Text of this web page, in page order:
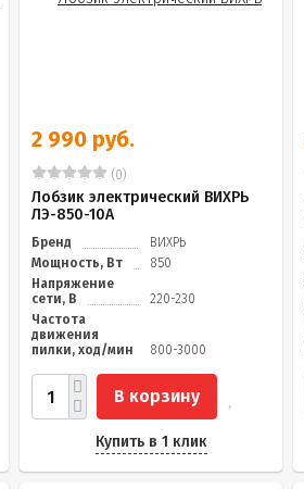
2 990 руб.
(0)
Лобзик электрический ВИХРЬ
ЛЭ-850-10А
Бренд
ВИХРЬ
Мощность, Вт
850
Напряжение
сети, В
220-230
Частота
движения
пилки, ход/мин
800-3000
В корзину
Купить в 1 клик